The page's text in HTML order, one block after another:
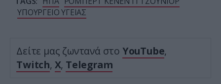
ΥΠΟΥΡΓΕΙΟ ΥΓΕΙΑΣ
Δείτε μας ζωντανά στο YouTube,
Twitch, X, Telegram